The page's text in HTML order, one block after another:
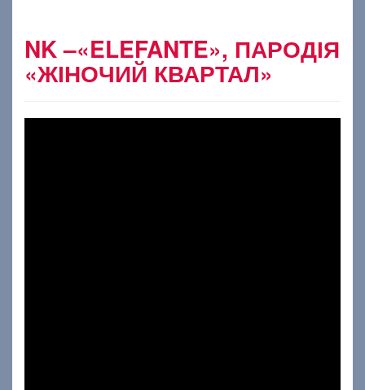
NK –«ELEFANTE», ПАРОДІЯ
«ЖІНОЧИЙ КВАРТАЛ»